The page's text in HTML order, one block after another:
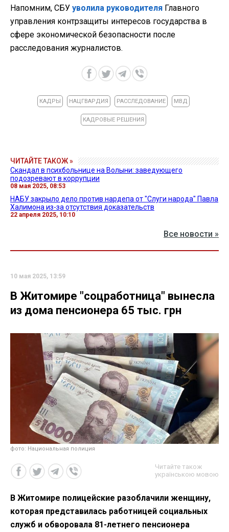
Напомним, СБУ уволила руководителя Главного
управления контрзащиты интересов государства в
сфере экономической безопасности после
расследования журналистов.
КАДРЫ НАЦГВАРДИЯ РАССЛЕДОВАНИЕ МВД
КАДРОВЫЕ РЕШЕНИЯ
ЧИТАЙТЕ ТАКОЖ »
Скандал в психбольнице на Волыни: заведующего
подозревают в коррупции
08 мая 2025, 08:53
НАБУ закрыло дело против нардепа от "Слуги народа" Павла
Халимона из-за отсутствия доказательств
22 апреля 2025, 10:10
Все новости »
10 мая 2025, 13:59
В Житомире "соцработница" вынесла
из дома пенсионера 65 тыс. грн
фото: Национальная полиция
Читайте також
українською мовою
В Житомире полицейские разоблачили женщину,
которая представилась работницей социальных
служб и обворовала 81-летнего пенсионера